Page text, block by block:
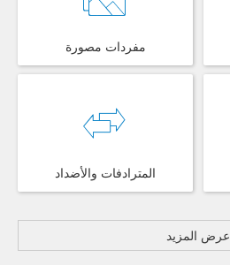
مفردات مصورة
المترادفات والأضداد
عرض المزيد